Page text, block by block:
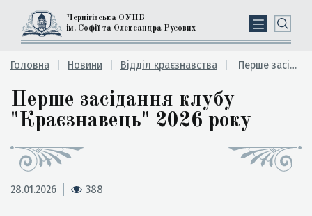
Чернігівська ОУНБ
ім. Софії та Олександра Русових
Головна Новини Відділ краєзнавства Перше засідання клубу "Краєзнавець" 2026 року
Перше засідання клубу
"Краєзнавець" 2026 року
28.01.2026 388